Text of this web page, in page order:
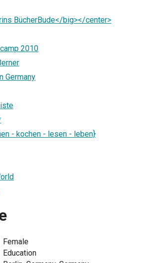
BücherBude</big></center>
2010
Germany
- kochen - lesen - leben}
Female
Education